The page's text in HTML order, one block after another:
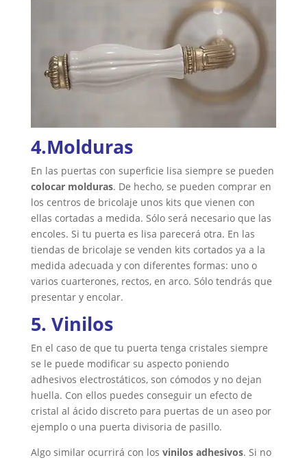
4.Molduras
En las puertas con superficie lisa siempre se pueden
colocar molduras. De hecho, se pueden comprar en
los centros de bricolaje unos kits que vienen con
ellas cortadas a medida. Sólo será necesario que las
encoles. Si tu puerta es lisa parecerá otra. En las
tiendas de bricolaje se venden kits cortados ya a la
medida adecuada y con diferentes formas: uno o
varios cuarterones, rectos, en arco. Sólo tendrás que
presentar y encolar.
5. Vinilos
En el caso de que tu puerta tenga cristales siempre
se le puede modificar su aspecto poniendo
adhesivos electrostáticos, son cómodos y no dejan
huella. Con ellos puedes conseguir un efecto de
cristal al ácido discreto para puertas de un aseo por
ejemplo o una puerta divisoria de pasillo.
Algo similar ocurrirá con los vinilos adhesivos. Si no